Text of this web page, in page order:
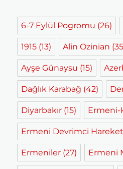
6-7 Eylül Pogromu (26)
1915 (13) Alin Ozinian
Ayşe Günaysu (15)
Dağlık Karabağ (42)
Diyarbakır (15) Ermeni-
Ermeni Devrimci
Ermeniler (27) Ermeni